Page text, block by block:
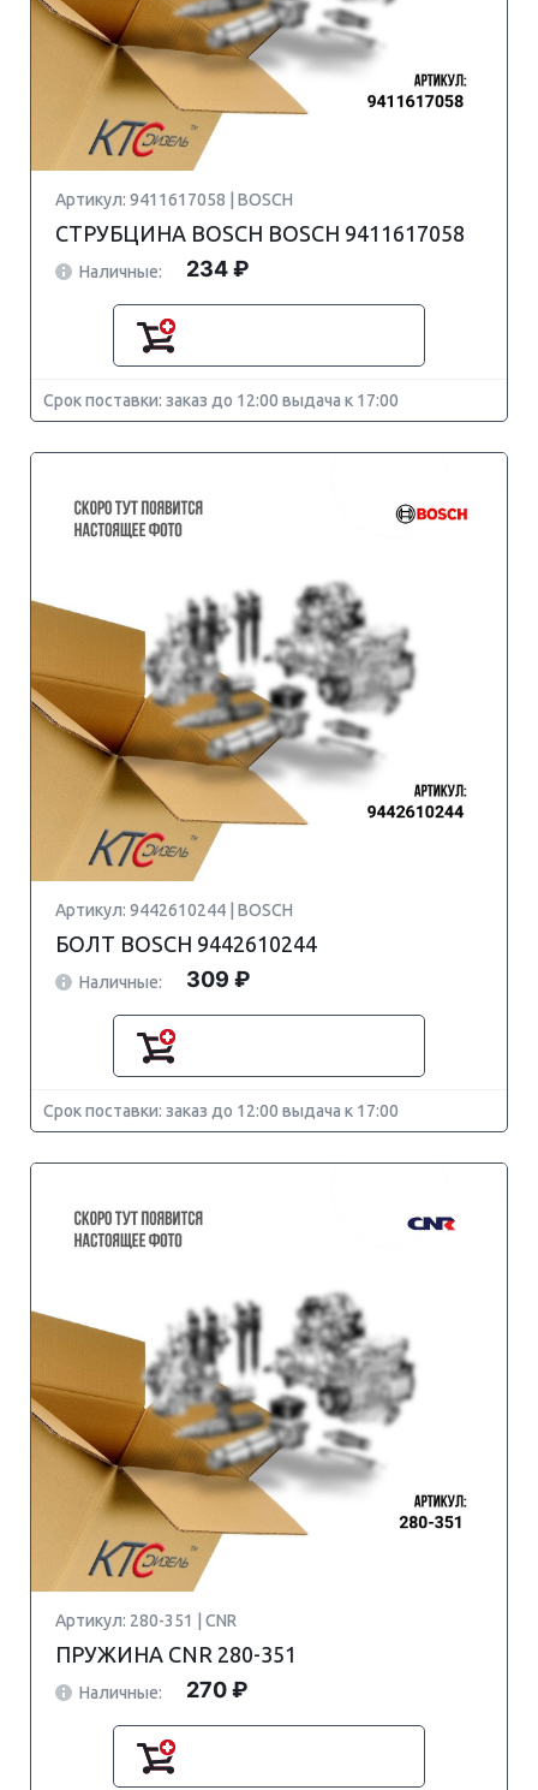
Артикул: 9411617058 | BOSCH
СТРУБЦИНА BOSCH BOSCH 9411617058
Наличные: 234 ₽
Срок поставки: заказ до 12:00 выдача к 17:00
Артикул: 9442610244 | BOSCH
БОЛТ BOSCH 9442610244
Наличные: 309 ₽
Срок поставки: заказ до 12:00 выдача к 17:00
Артикул: 280-351 | CNR
ПРУЖИНА CNR 280-351
Наличные: 270 ₽